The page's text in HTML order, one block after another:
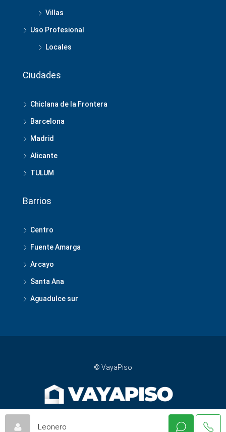
Villas
Uso Profesional
Locales
Ciudades
Chiclana de la Frontera
Barcelona
Madrid
Alicante
TULUM
Barrios
Centro
Fuente Amarga
Arcayo
Santa Ana
Aguadulce sur
© VayaPiso
Leonero